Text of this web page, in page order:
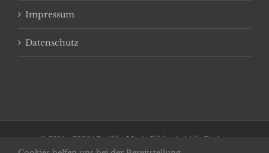
Impressum
Datenschutz
© 2014 - 2026 | Basilika Maria Bildstein | Alle Rechte